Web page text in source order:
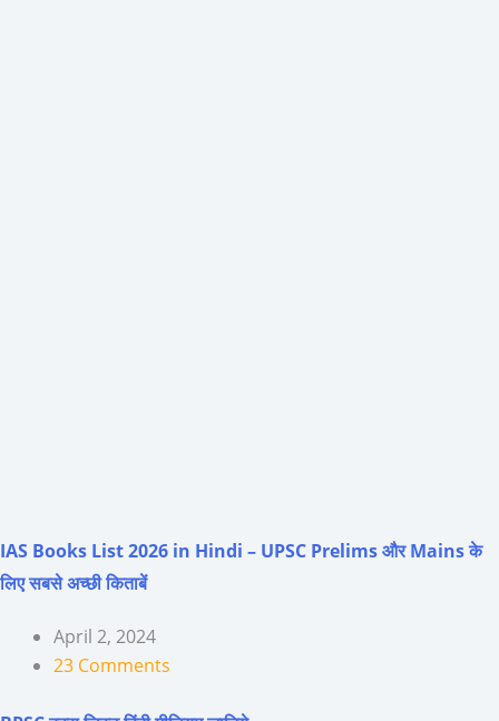
IAS Books List 2026 in Hindi – UPSC Prelims और Mains के
लिए सबसे अच्छी किताबें
April 2, 2024
23 Comments